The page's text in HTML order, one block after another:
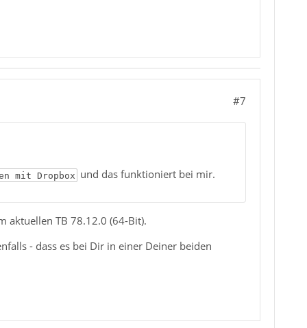
#7
mit Dropbox und das funktioniert bei mir.
aktuellen TB 78.12.0 (64-Bit).
- dass es bei Dir in einer Deiner beiden